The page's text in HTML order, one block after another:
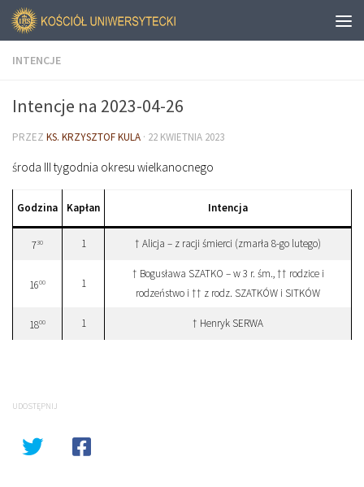
INTENCJE
Intencje na 2023-04-26
PRZEZ KS. KRZYSZTOF KULA · 22 KWIETNIA 2023
środa III tygodnia okresu wielkanocnego
Godzina Kapłan Intencja
730 1 † Alicja – z racji śmierci (zmarła 8-go lutego)
1600 1
† Bogusława SZATKO – w 3 r. śm., †† rodzice i
rodzeństwo i †† z rodz. SZATKÓW i SITKÓW
1800 1 † Henryk SERWA
UDOSTĘPNIJ